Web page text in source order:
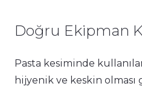
Doğru Ekipman
Pasta kesiminde
hijyenik ve keskin